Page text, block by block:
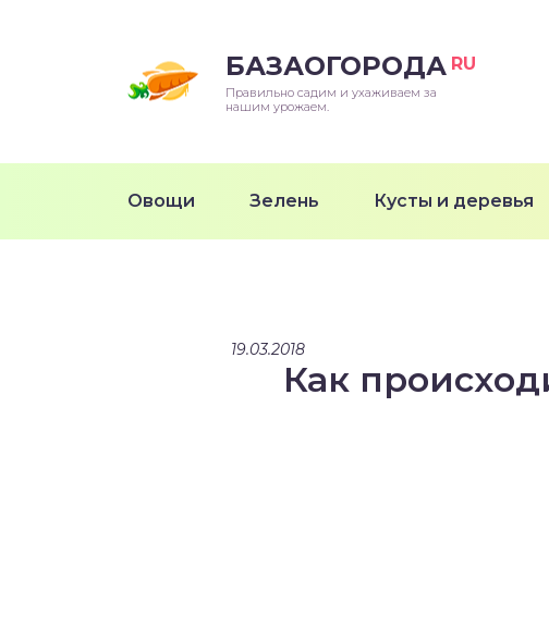
БАЗАОГОРОДА RU
Правильно садим и ухаживаем за
нашим урожаем.
Овощи Зелень Кусты и деревья
19.03.2018
Как